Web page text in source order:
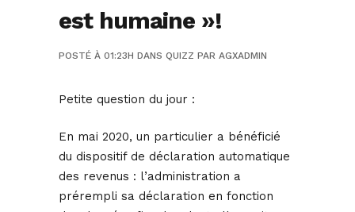
est humaine »!
POSTÉ À 01:23H DANS QUIZZ PAR AGXADMIN
Petite question du jour :
En mai 2020, un particulier a bénéficié
du dispositif de déclaration automatique
des revenus : l’administration a
prérempli sa déclaration en fonction